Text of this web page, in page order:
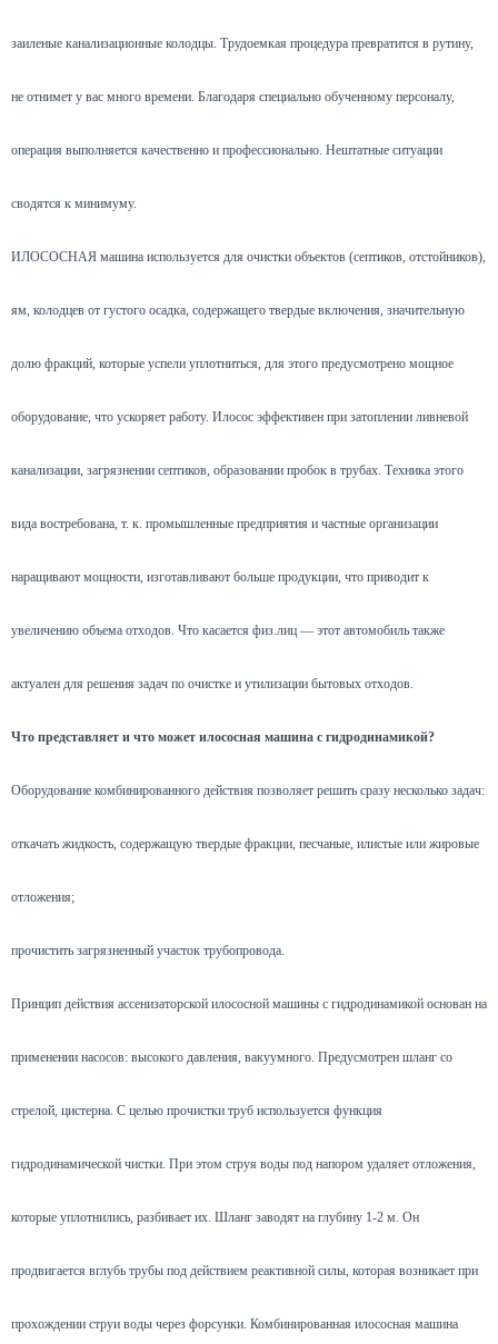
заиленые канализационные колодцы. Трудоемкая процедура превратится в рутину,
не отнимет у вас много времени. Благодаря специально обученному персоналу,
операция выполняется качественно и профессионально. Нештатные ситуации
сводятся к минимуму.
ИЛОСОСНАЯ машина используется для очистки объектов (септиков, отстойников),
ям, колодцев от густого осадка, содержащего твердые включения, значительную
долю фракций, которые успели уплотниться, для этого предусмотрено мощное
оборудование, что ускоряет работу. Илосос эффективен при затоплении ливневой
канализации, загрязнении септиков, образовании пробок в трубах. Техника этого
вида востребована, т. к. промышленные предприятия и частные организации
наращивают мощности, изготавливают больше продукции, что приводит к
увеличению объема отходов. Что касается физ.лиц — этот автомобиль также
актуален для решения задач по очистке и утилизации бытовых отходов.
Что представляет и что может илососная машина с гидродинамикой?
Оборудование комбинированного действия позволяет решить сразу несколько задач:
откачать жидкость, содержащую твердые фракции, песчаные, илистые или жировые
отложения;
прочистить загрязненный участок трубопровода.
Принцип действия ассенизаторской илососной машины с гидродинамикой основан на
применении насосов: высокого давления, вакуумного. Предусмотрен шланг со
стрелой, цистерна. С целью прочистки труб используется функция
гидродинамической чистки. При этом струя воды под напором удаляет отложения,
которые уплотнились, разбивает их. Шланг заводят на глубину 1-2 м. Он
продвигается вглубь трубы под действием реактивной силы, которая возникает при
прохождении струи воды через форсунки. Комбинированная илососная машина